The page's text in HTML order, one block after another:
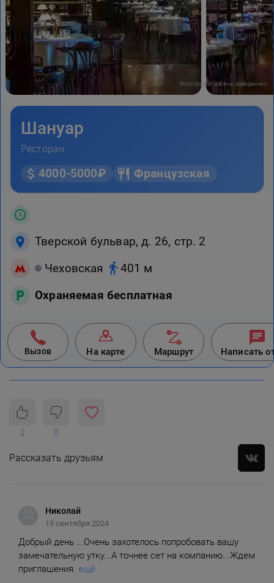
Фото предоставлены заведением
Шануар
Ресторан
4000-5000₽ Французская
Тверской бульвар, д. 26, стр. 2
Чеховская
401 м
Охраняемая бесплатная
Вызов На карте Маршрут Написать
2 0
Рассказать друзьям
Николай
19 сентября 2024
Добрый день ...Очень захотелось попробовать вашу
замечательную утку...А точнее сет на компанию...Ждем
приглашения. ещё